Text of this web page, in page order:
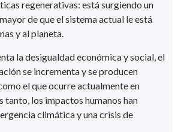
regenerativas: está surgiendo un
de que el sistema actual le está
y al planeta.
la desigualdad económica y social, el
se incrementa y se producen
el que ocurre actualmente en
los impactos humanos han
climática y una crisis de